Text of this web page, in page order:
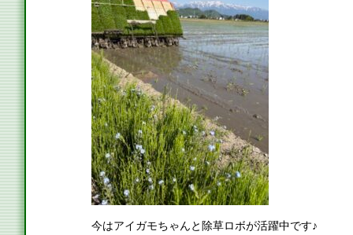
今はアイガモちゃんと除草ロボが活躍中です♪